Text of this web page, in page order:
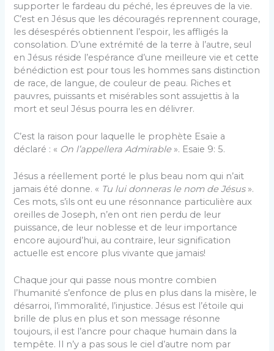
supporter le fardeau du péché, les épreuves de la vie.
C’est en Jésus que les découragés reprennent courage,
les désespérés obtiennent l’espoir, les affligés la
consolation. D’une extrémité de la terre à l’autre, seul
en Jésus réside l’espérance d’une meilleure vie et cette
bénédiction est pour tous les hommes sans distinction
de race, de langue, de couleur de peau. Riches et
pauvres, puissants et misérables sont assujettis à la
mort et seul Jésus pourra les en délivrer.
C’est la raison pour laquelle le prophète Esaïe a
déclaré : « On l’appellera Admirable ». Esaie 9: 5.
Jésus a réellement porté le plus beau nom qui n’ait
jamais été donne. « Tu lui donneras le nom de Jésus».
Ces mots, s’ils ont eu une résonnance particulière aux
oreilles de Joseph, n’en ont rien perdu de leur
puissance, de leur noblesse et de leur importance
encore aujourd’hui, au contraire, leur signification
actuelle est encore plus vivante que jamais!
Chaque jour qui passe nous montre combien
l’humanité s’enfonce de plus en plus dans la misère, le
désarroi, l’immoralité, l’injustice. Jésus est l’étoile qui
brille de plus en plus et son message résonne
toujours, il est l’ancre pour chaque humain dans la
tempête. Il n’y a pas sous le ciel d’autre nom par